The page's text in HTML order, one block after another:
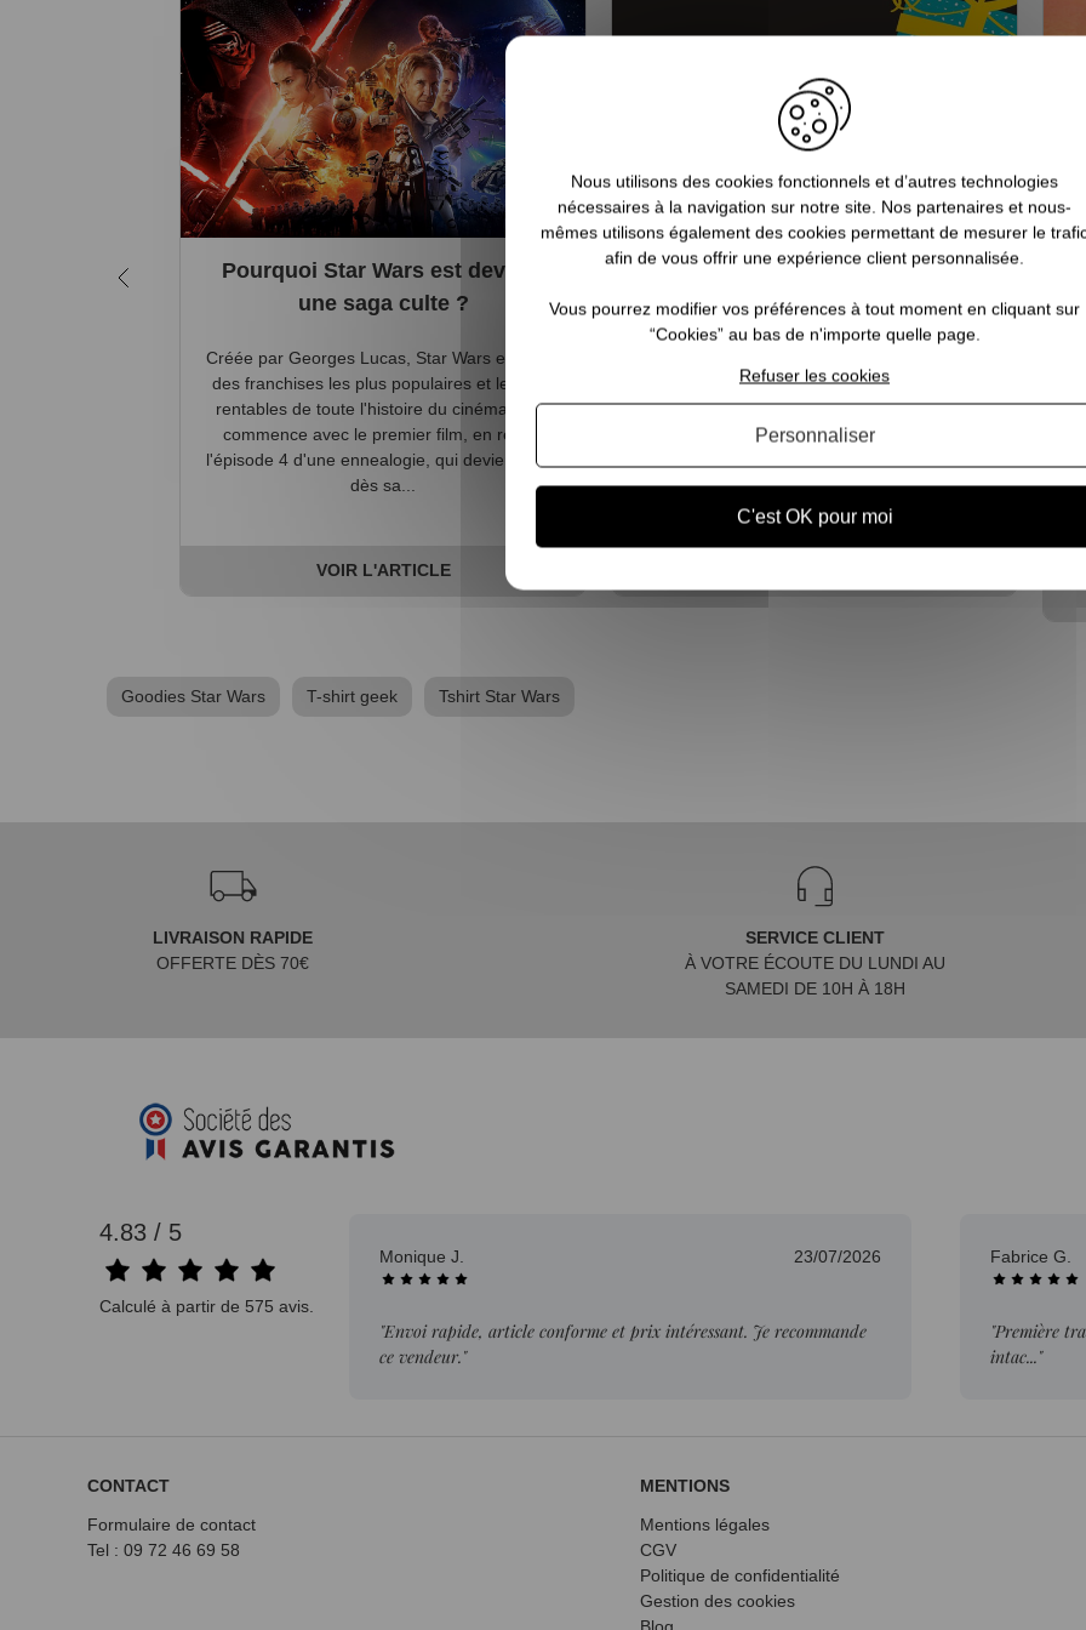
Pourquoi Star Wars est devenu
une saga culte ?
Créée par Georges Lucas, Star Wars est l'une
des franchises les plus populaires et les plus
rentables de toute l'histoire du cinéma. Tout
commence avec le premier film, en réalité
l'épisode 4 d'une ennealogie, qui devient culte
dès sa...
VOIR L'ARTICLE
Quelles sont les licences geeks
incontournables à offrir à Noël ?
à l’un de vos amis passionné par l’univers Geek ?
Vous êtes au bon endroit ! Notre boutique Pause
Canap à Calais regorge de trésors pour les
de
Goodies Star Wars T-shirt geek Tshirt Star Wars
LIVRAISON RAPIDE
OFFERTE DÈS 70€
SERVICE CLIENT
À VOTRE ÉCOUTE DU LUNDI AU
SAMEDI DE 10H À 18H
4.83 / 5
Calculé à partir de 575 avis.
Monique J. 23/07/2026
"Envoi rapide, article conforme et prix intéressant. Je recommande
ce vendeur."
Fabrice G.
"Première
intac..."
CONTACT
Formulaire de contact
Tel : 09 72 46 69 58
MENTIONS
Mentions légales
CGV
Politique de confidentialité
Gestion des cookies
Nous utilisons des cookies fonctionnels et d’autres technologies
nécessaires à la navigation sur notre site. Nos partenaires et nous-
mêmes utilisons également des cookies permettant de mesurer le
afin de vous offrir une expérience client personnalisée.
Vous pourrez modifier vos préférences à tout moment en cliquant sur
“Cookies” au bas de n'importe quelle page.
C'est OK pour moi
Refuser les cookies
Personnaliser